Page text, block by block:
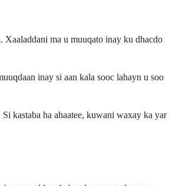
Xaaladdani ma u muuqato inay ku dhacdo
inay si aan kala sooc lahayn u soo
kastaba ha ahaatee, kuwani waxay ka yar